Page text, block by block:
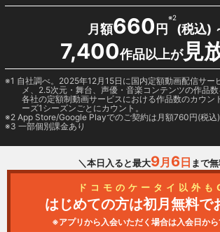
月額660 円
※2
(税込)
7,400作品以上が見
1 自社調べ。2025年12月15日に国内定額動画配信サー
メ、2.5次元・舞台、声優・音楽コンテンツの作品数
各社の定額制動画サービスにおける作品数のカウン
ーズ1シーズンごとにカウント。
2 App Store/Google Playでのご契約は月額760円(税込)
3 一部個別課金あり
＼本日入ると最大9月 6日 まで
ドコモのケータイ以外も
はじめての方は初月無料で
※アプリから入会いただく場合は入会日か